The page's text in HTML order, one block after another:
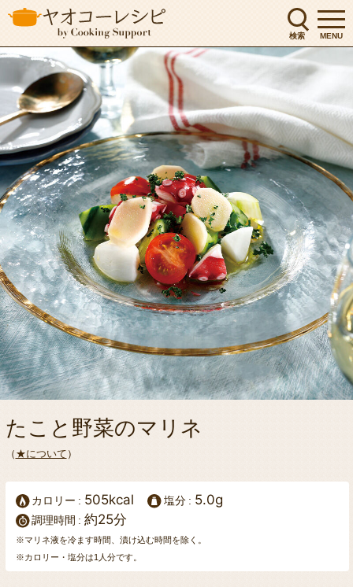
検索 MENU
たこと野菜のマリネ
（ ★について ）
カロリー 505kcal 塩分 5.0g
調理時間 約25分
※マリネ液を冷ます時間、漬け込む時間を除く。
※カロリー・塩分は1人分です。